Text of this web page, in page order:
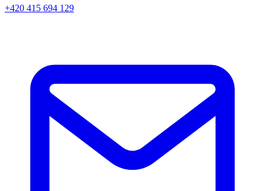
+420 415 694 129